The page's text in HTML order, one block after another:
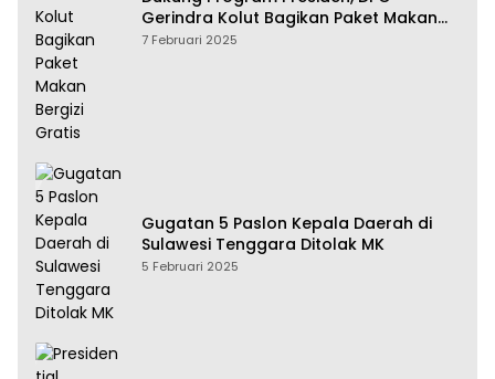
Gerindra Kolut Bagikan Paket Makan
Bergizi Gratis
7 Februari 2025
Gugatan 5 Paslon Kepala Daerah di
Sulawesi Tenggara Ditolak MK
5 Februari 2025